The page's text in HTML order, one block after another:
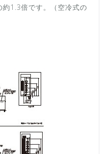
約1.3倍です。（空冷式の